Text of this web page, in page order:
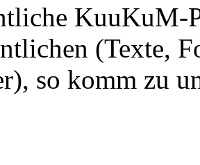
KuuKuM-
(Texte,
so komm zu